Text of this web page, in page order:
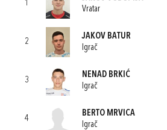
1
Vratar
2
JAKOV BATUR
Igrač
3
NENAD BRKIĆ
Igrač
4
BERTO MRVICA
Igrač